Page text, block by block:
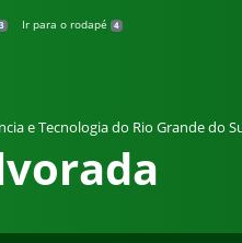
3 Ir para o rodapé 4
e Tecnologia do Rio Grande do